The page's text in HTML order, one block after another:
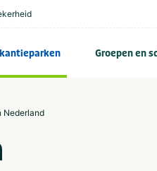
Groepen en
Nederland